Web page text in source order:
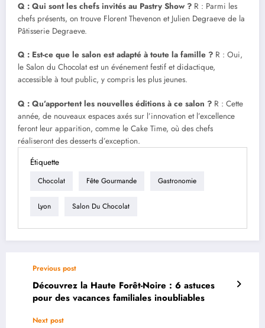
Q : Qui sont les chefs invités au Pastry Show ? R : Parmi les
chefs présents, on trouve Florent Thevenon et Julien Degraeve de la
Pâtisserie Degraeve.
Q : Est-ce que le salon est adapté à toute la famille ? R : Oui,
le Salon du Chocolat est un événement festif et didactique,
accessible à tout public, y compris les plus jeunes.
Q : Qu’apportent les nouvelles éditions à ce salon ? R : Cette
année, de nouveaux espaces axés sur l’innovation et l’excellence
feront leur apparition, comme le Cake Time, où des chefs
réaliseront des desserts d’exception.
Étiquette
Chocolat Fête Gourmande Gastronomie
Lyon Salon Du Chocolat
Previous post
Découvrez la Haute Forêt-Noire : 6 astuces
pour des vacances familiales inoubliables
Next post